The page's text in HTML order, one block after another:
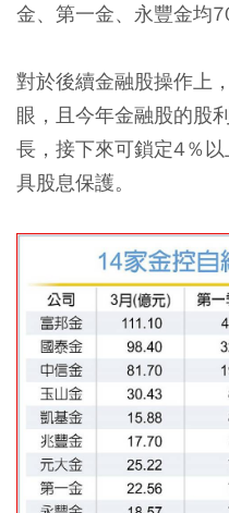
金、第一金、永豐金均
對於後續金融股操作上
眼，且今年金融股的股
長，接下來可鎖定4％
具股息保護。